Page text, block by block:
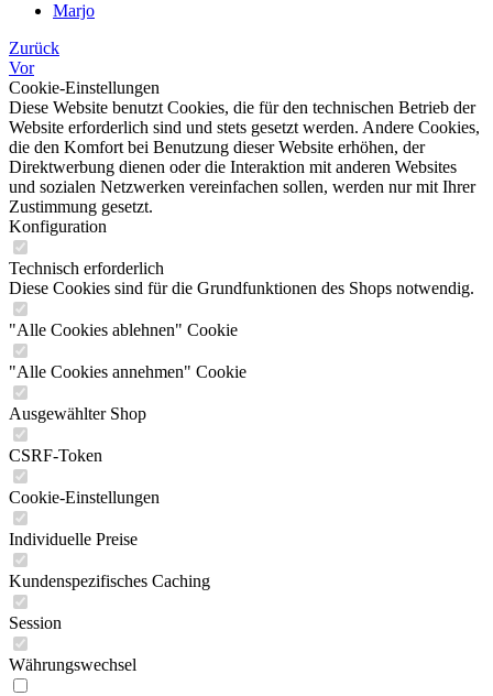
Marjo
Zurück
Vor
Cookie-Einstellungen
Diese Website benutzt Cookies, die für den technischen Betrieb der
Website erforderlich sind und stets gesetzt werden. Andere Cookies,
die den Komfort bei Benutzung dieser Website erhöhen, der
Direktwerbung dienen oder die Interaktion mit anderen Websites
und sozialen Netzwerken vereinfachen sollen, werden nur mit Ihrer
Zustimmung gesetzt.
Konfiguration
Technisch erforderlich
Diese Cookies sind für die Grundfunktionen des Shops notwendig.
"Alle Cookies ablehnen" Cookie
"Alle Cookies annehmen" Cookie
Ausgewählter Shop
CSRF-Token
Cookie-Einstellungen
Individuelle Preise
Kundenspezifisches Caching
Session
Währungswechsel